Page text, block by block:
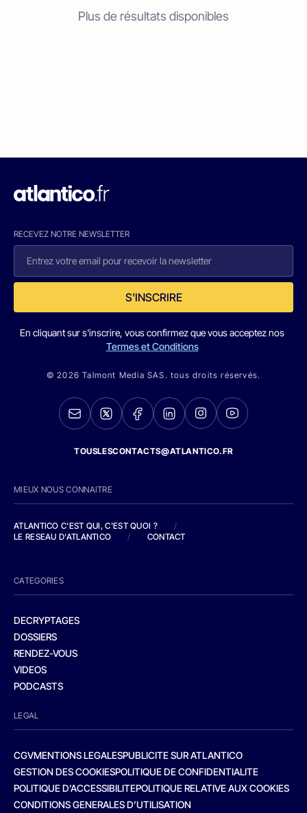
Plus de résultats disponibles
RECEVEZ NOTRE NEWSLETTER
S'INSCRIRE
En cliquant sur s'inscrire, vous confirmez que vous acceptez nos
Termes et Conditions
© 2026 Talmont Media SAS. tous droits réservés.
TOUSLESCONTACTS@ATLANTICO.FR
MIEUX NOUS CONNAITRE
ATLANTICO C'EST QUI, C'EST QUOI ?
/
LE RESEAU D'ATLANTICO
/ CONTACT
CATEGORIES
DECRYPTAGES
DOSSIERS
RENDEZ-VOUS
VIDEOS
PODCASTS
LEGAL
CGVMENTIONS LEGALESPUBLICITE SUR ATLANTICO
GESTION DES COOKIESPOLITIQUE DE CONFIDENTIALITE
POLITIQUE D’ACCESSIBILITEPOLITIQUE RELATIVE AUX COOKIES
CONDITIONS GENERALES D’UTILISATION